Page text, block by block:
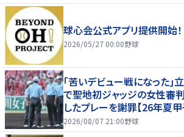
球心会公式アプリ提供開始！
2026/05/27 00:00野球
｢苦いデビュー戦になった｣
で聖地初ジャッジの女性審
したプレーを謝罪【26年夏甲
2026/08/07 21:00野球